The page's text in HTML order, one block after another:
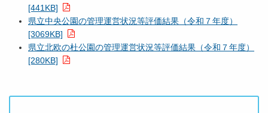
[441KB]
県立中央公園の管理運営状況等評価結果（令和７年度）
[3069KB]
県立北欧の杜公園の管理運営状況等評価結果（令和７年度）
[280KB]